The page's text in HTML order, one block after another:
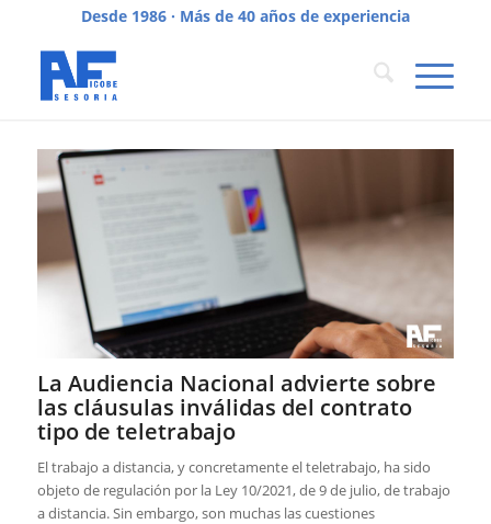
Desde 1986 · Más de 40 años de experiencia
La Audiencia Nacional advierte sobre
las cláusulas inválidas del contrato
tipo de teletrabajo
El trabajo a distancia, y concretamente el teletrabajo, ha sido
objeto de regulación por la Ley 10/2021, de 9 de julio, de trabajo
a distancia. Sin embargo, son muchas las cuestiones